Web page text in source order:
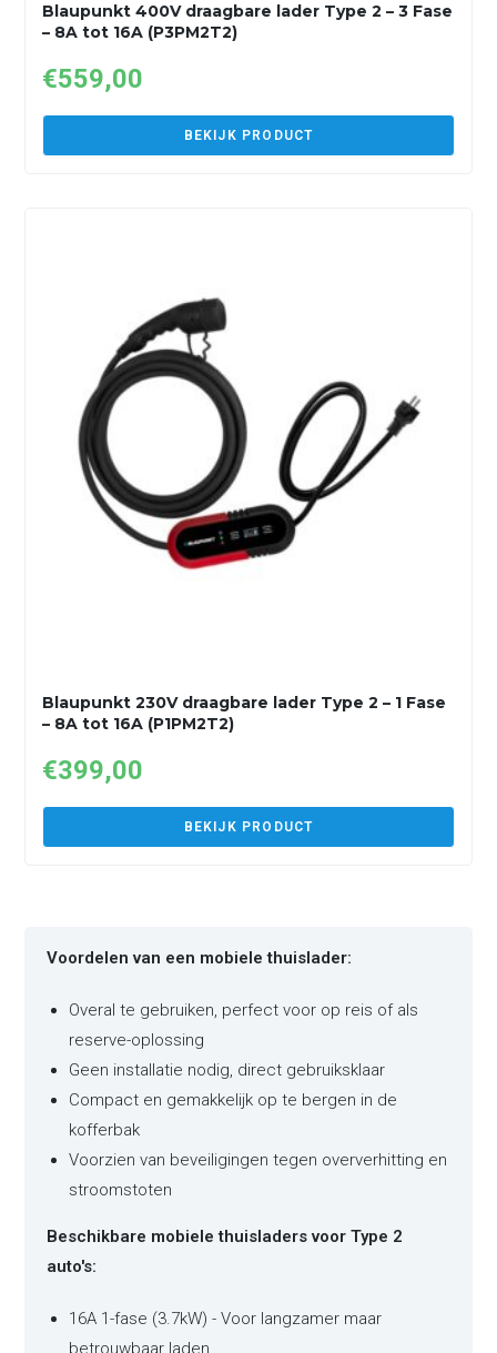
Blaupunkt 400V draagbare lader Type 2 – 3 Fase
– 8A tot 16A (P3PM2T2)
€559,00
BEKIJK PRODUCT
Blaupunkt 230V draagbare lader Type 2 – 1 Fase
– 8A tot 16A (P1PM2T2)
€399,00
BEKIJK PRODUCT
Voordelen van een mobiele thuislader:
Overal te gebruiken, perfect voor op reis of als
reserve-oplossing
Geen installatie nodig, direct gebruiksklaar
Compact en gemakkelijk op te bergen in de
kofferbak
Voorzien van beveiligingen tegen oververhitting en
stroomstoten
Beschikbare mobiele thuisladers voor Type 2
auto's:
16A 1-fase (3.7kW) - Voor langzamer maar
betrouwbaar laden